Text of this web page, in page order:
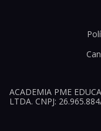
ACADEMIA PME
LTDA. CNPJ: